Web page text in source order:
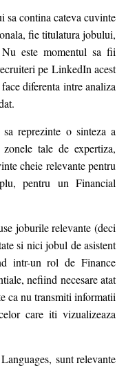
sa contina cateva cuvinte
fie titulatura jobului,
este momentul sa fii
pe LinkedIn acest
diferenta intre analiza
reprezinte o sinteza a
tale de expertiza,
cheie relevante pentru
pentru un Financial
joburile relevante (deci
si nici jobul de asistent
intr-un rol de Finance
nefiind necesare atat
ca nu transmiti informatii
care iti vizualizeaza
sunt relevante